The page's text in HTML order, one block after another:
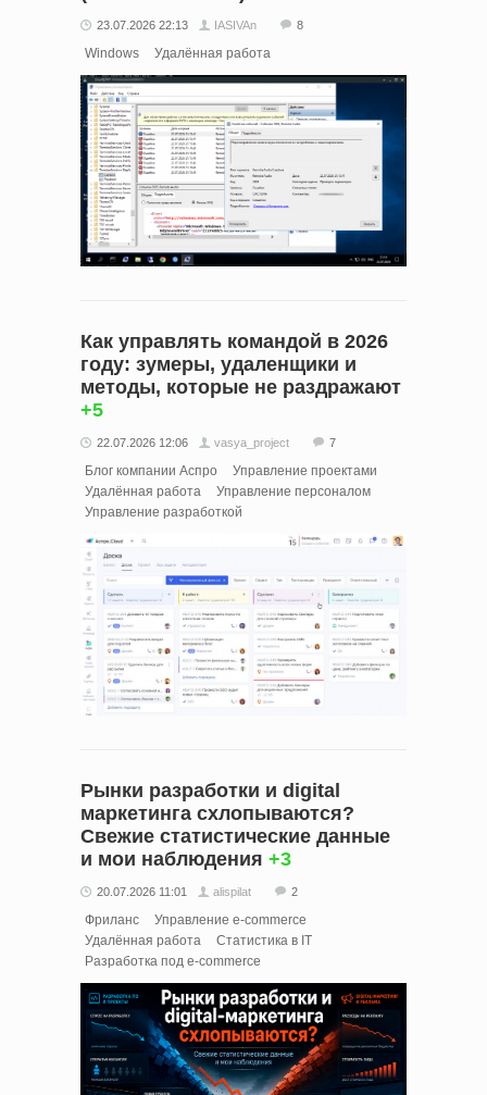
23.07.2026 22:13 IASIVAn 8
Windows Удалённая работа
Как управлять командой в 2026
году: зумеры, удаленщики и
методы, которые не раздражают
+5
22.07.2026 12:06 vasya_project 7
Блог компании Аспро
Управление проектами
Удалённая работа
Управление персоналом
Управление разработкой
Рынки разработки и digital
маркетинга схлопываются?
Свежие статистические данные
и мои наблюдения +3
20.07.2026 11:01 alispilat 2
Фриланс
Управление e-commerce
Удалённая работа
Статистика в IT
Разработка под e-commerce